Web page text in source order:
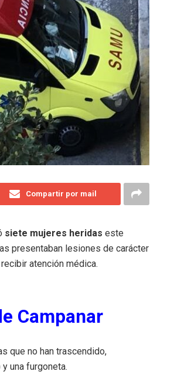
Compartir por mail
siete mujeres heridas este
presentaban lesiones de carácter
atención médica.
Campanar
que no han trascendido,
una furgoneta.